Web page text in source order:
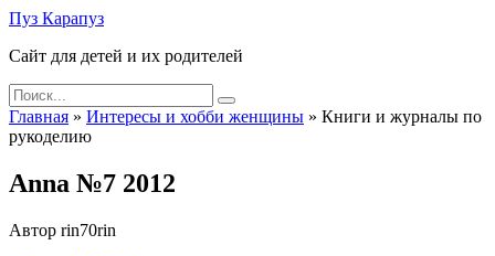
Skip
content
Пуз Карапуз
Сайт для детей и их родителей
Search
for:
Главная » Интересы и хобби женщины » Книги и журналы по
рукоделию
Anna №7 2012
Автор rin70rin